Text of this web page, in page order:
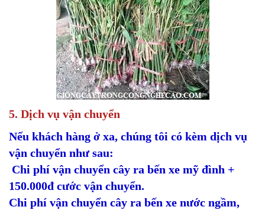
5. Dịch vụ vận chuyển
Nếu khách hàng ở xa, chúng tôi có kèm dịch vụ
vận chuyển như sau:
Chi phí vận chuyển cây ra bến xe mỹ đình +
150.000đ cước vận chuyển.
Chi phí vận chuyển cây ra bến xe nước ngầm,